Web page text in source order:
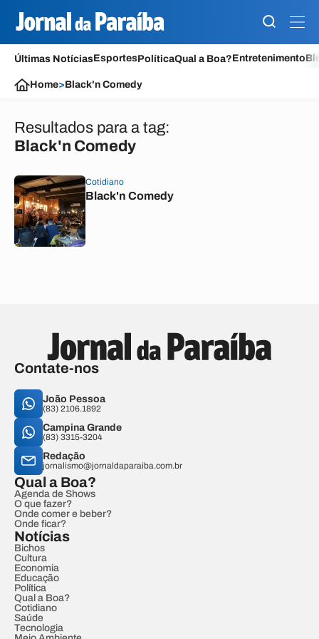
Últimas NotíciasEsportesPolíticaQual a Boa?Entretenimento
Home>Black'n Comedy
Resultados para a tag:
Black'n Comedy
Cotidiano
Black'n Comedy
Contate-nos
João Pessoa
(83) 2106.1892
Campina Grande
(83) 3315-3204
Redação
jornalismo@jornaldaparaiba.com.br
Qual a Boa?
Agenda de Shows
O que fazer?
Onde comer e beber?
Onde ficar?
Notícias
Bichos
Cultura
Economia
Educação
Política
Qual a Boa?
Cotidiano
Saúde
Tecnologia